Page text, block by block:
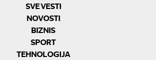
SVE VESTI
NOVOSTI
BIZNIS
SPORT
TEHNOLOGIJA